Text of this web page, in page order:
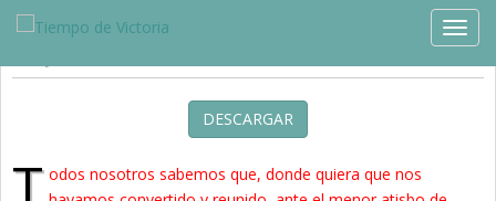
Estudios »
DESCARGAR
T odos nosotros sabemos que, donde quiera que nos